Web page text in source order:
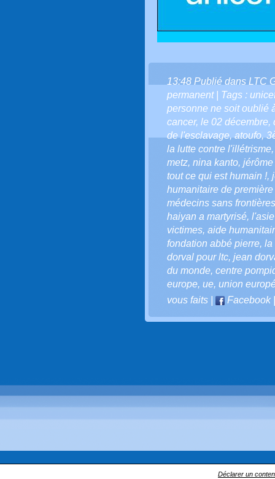
13:48 Publié dans LTC
permanent| Tags :
personne ne soit oublié
cancer, le 02 décembre,
de l'esclavage,atoufo,
la lutte contre l'illétrisme
metz, nina kanto,
tout ce qui est humain !,
humanitaire de
médecins sans frontières
haiyan a martyrisé,
victimes, aide
fondation abbé pierre, la
dorval pour ltc, jean
du monde, centre
europe, ue, union
vous faits
Facebook
Déclarer un